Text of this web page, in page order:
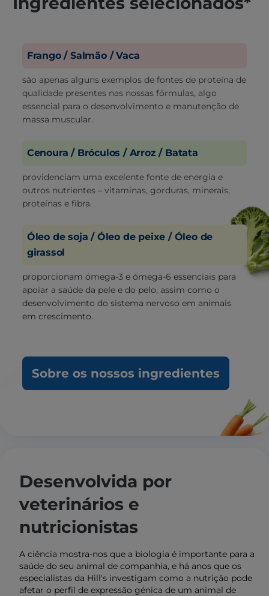
Frango / Salmão / Vaca
são apenas alguns exemplos de fontes de proteína de
qualidade presentes nas nossas fórmulas, algo
essencial para o desenvolvimento e manutenção de
massa muscular.
Cenoura / Bróculos / Arroz / Batata
providenciam uma excelente fonte de energia e
outros nutrientes – vitaminas, gorduras, minerais,
proteínas e fibra.
Óleo de soja / Óleo de peixe / Óleo de
girassol
proporcionam ómega-3 e ómega-6 essenciais para
apoiar a saúde da pele e do pelo, assim como o
desenvolvimento do sistema nervoso em animais
em crescimento.
Sobre os nossos ingredientes
Desenvolvida por
veterinários e
nutricionistas
A ciência mostra-nos que a biologia é importante para a
saúde do seu animal de companhia, e há anos que os
especialistas da Hill's investigam como a nutrição pode
afetar o perfil de expressão génica de um animal de